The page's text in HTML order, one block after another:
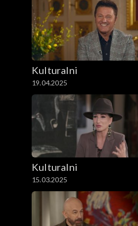
Kulturalni
19.04.2025
Kulturalni
15.03.2025